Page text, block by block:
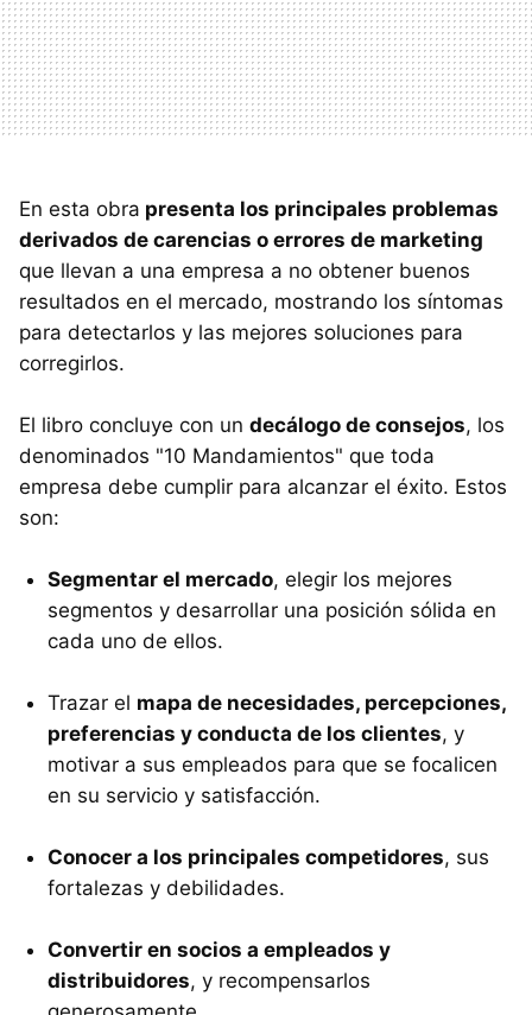
En esta obra presenta los principales problemas
derivados de carencias o errores de marketing
que llevan a una empresa a no obtener buenos
resultados en el mercado, mostrando los síntomas
para detectarlos y las mejores soluciones para
corregirlos.
El libro concluye con un decálogo de consejos, los
denominados "10 Mandamientos" que toda
empresa debe cumplir para alcanzar el éxito. Estos
son:
Segmentar el mercado, elegir los mejores
segmentos y desarrollar una posición sólida en
cada uno de ellos.
Trazar el mapa de necesidades, percepciones,
preferencias y conducta de los clientes, y
motivar a sus empleados para que se focalicen
en su servicio y satisfacción.
Conocer a los principales competidores, sus
fortalezas y debilidades.
Convertir en socios a empleados y
distribuidores, y recompensarlos